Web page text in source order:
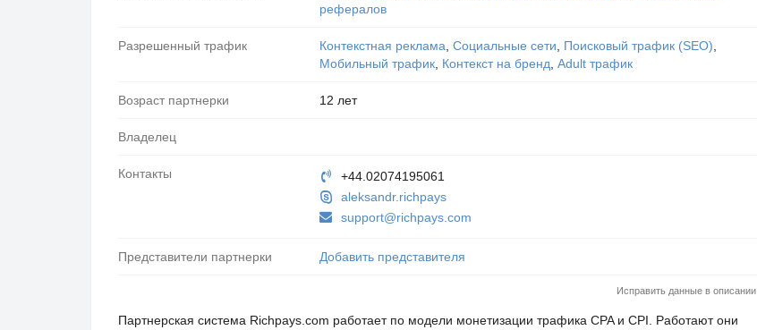
рефералов
Разрешенный трафик Контекстная реклама, Социальные сети, Поисковый трафик (SEO),
Мобильный трафик, Контекст на бренд, Adult трафик
Возраст партнерки 12 лет
Владелец
Контакты
+44.02074195061
aleksandr.richpays
support@richpays.com
Представители партнерки Добавить представителя
Исправить данные в описании
Партнерская система Richpays.com работает по модели монетизации трафика CPA и CPI. Работают они